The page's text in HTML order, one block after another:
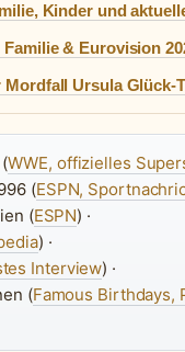
Kinder und
& Eurovision
Ursula Glück-
WWE, offizielles
(ESPN,
(ESPN) ·
) ·
Interview) ·
(Famous Birthdays,